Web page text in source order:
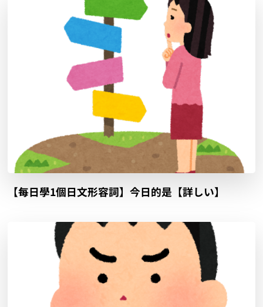
【每日學1個日文形容詞】今日的是【詳しい】